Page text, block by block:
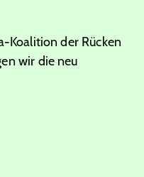
Koalition der Rücken
wir die neu